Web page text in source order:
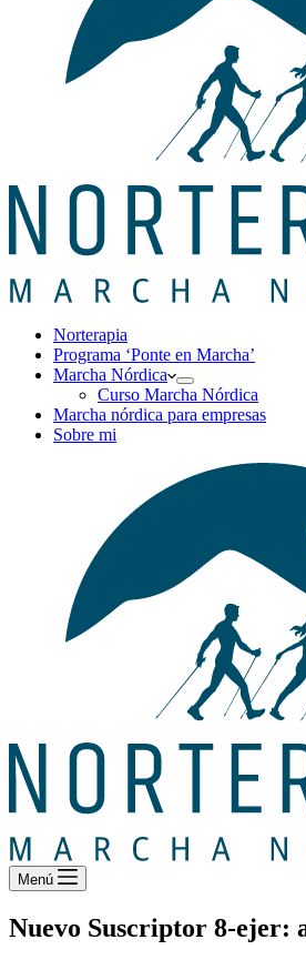
Norterapia
Programa ‘Ponte en Marcha’
Marcha Nórdica
Curso Marcha Nórdica
Marcha nórdica para empresas
Sobre mi
Menú
Nuevo Suscriptor 8-ejer: